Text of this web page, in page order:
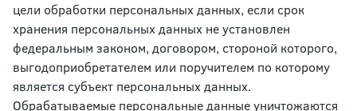
цели обработки персональных данных, если срок
хранения персональных данных не установлен
федеральным законом, договором, стороной которого,
выгодоприобретателем или поручителем по которому
является субъект персональных данных.
Обрабатываемые персональные данные уничтожаются